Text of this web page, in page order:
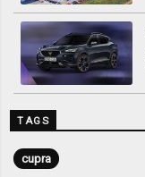
TAGS
cupra